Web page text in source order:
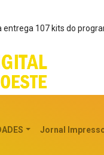
107 kits do
Jornal